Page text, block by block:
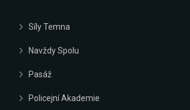
Síly Temna
Navždy Spolu
Pasáž
Policejní Akademie